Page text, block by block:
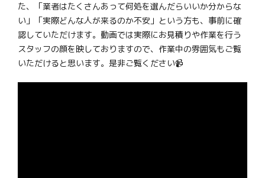
た、「業者はたくさんあって何処を選んだらいいか分からな
い」「実際どんな人が来るのか不安」という方も、事前に確
認していただけます。動画では実際にお見積りや作業を行う
スタッフの顔を映しておりますので、作業中の雰囲気もご覧
いただけると思います。是非ご覧ください📹